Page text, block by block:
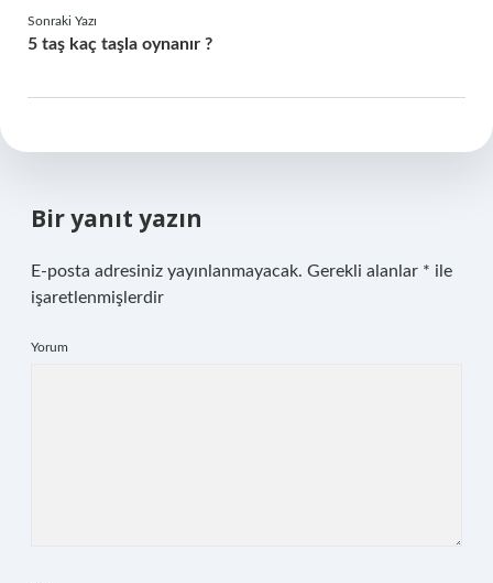
Sonraki Yazı
5 taş kaç taşla oynanır ?
Bir yanıt yazın
E-posta adresiniz yayınlanmayacak. Gerekli alanlar * ile
işaretlenmişlerdir
Yorum